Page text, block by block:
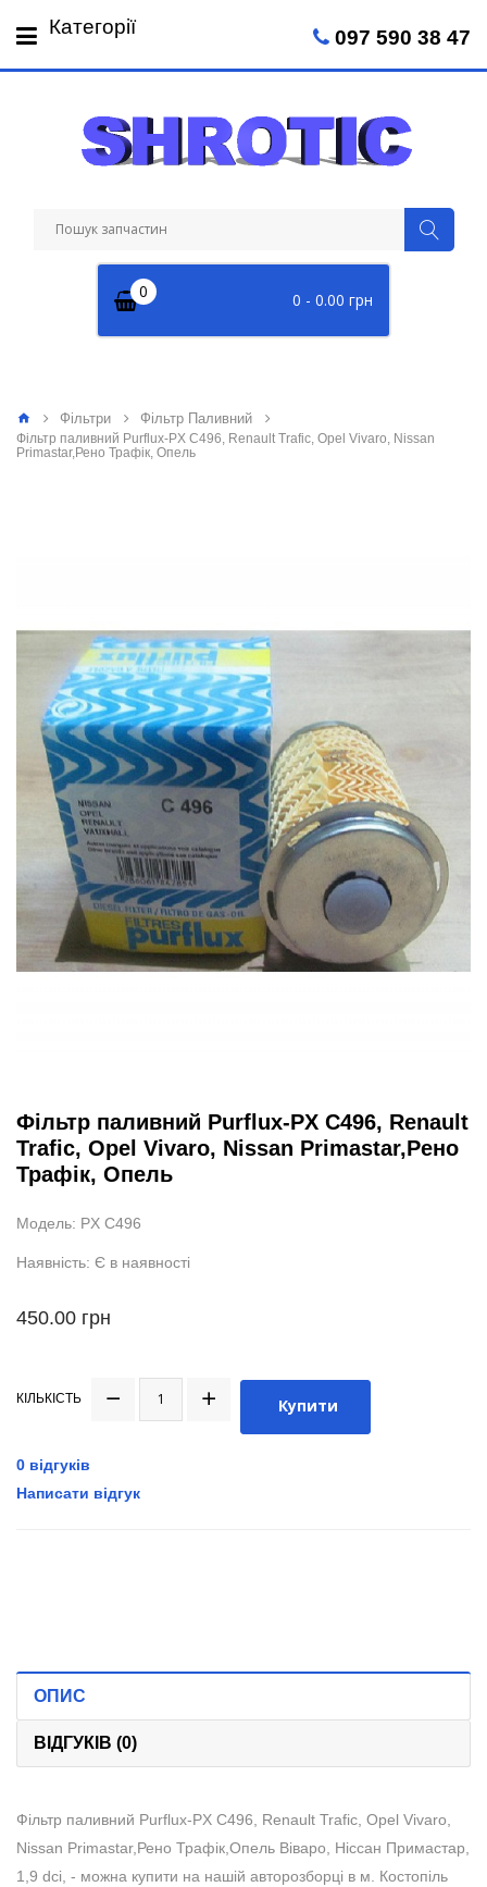
Сб: 09:00 - 14:00
0 - 0.00 грн
0
097 590 38 47
Категорії
Фільтри Фільтр Паливний
Фільтр паливний Purflux-PX C496, Renault Trafic, Opel Vivaro, Nissan
Primastar,Рено Трафік, Опель
Фільтр паливний Purflux-PX C496, Renault
Trafic, Opel Vivaro, Nissan Primastar,Рено
Трафік, Опель
Модель: PX C496
Наявність: Є в наявності
450.00 грн
КІЛЬКІСТЬ Купити
0 відгуків
Написати відгук
ОПИС
ВІДГУКІВ (0)
Фільтр паливний Purflux-PX C496, Renault Trafic, Opel Vivaro,
Nissan Primastar,Рено Трафік,Опель Віваро, Ніссан Примастар,
1,9 dci, - можна купити на нашій авторозборці в м. Костопіль